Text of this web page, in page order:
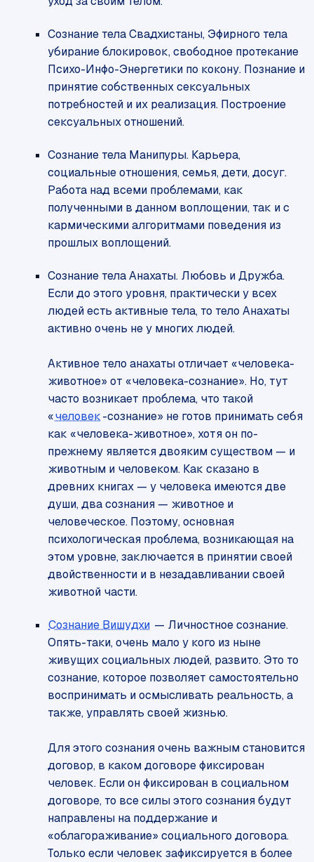
Сознание тела Свадхистаны, Эфирного тела
убирание блокировок, свободное протекание
Психо-Инфо-Энергетики по кокону. Познание и
принятие собственных сексуальных
потребностей и их реализация. Построение
сексуальных отношений.
Сознание тела Манипуры. Карьера,
социальные отношения, семья, дети, досуг.
Работа над всеми проблемами, как
полученными в данном воплощении, так и с
кармическими алгоритмами поведения из
прошлых воплощений.
Сознание тела Анахаты. Любовь и Дружба.
Если до этого уровня, практически у всех
людей есть активные тела, то тело Анахаты
активно очень не у многих людей.
Активное тело анахаты отличает «человека-
животное» от «человека-сознание». Но, тут
часто возникает проблема, что такой
«человек-сознание» не готов принимать себя
как «человека-животное», хотя он по-
прежнему является двояким существом — и
животным и человеком. Как сказано в
древних книгах — у человека имеются две
души, два сознания — животное и
человеческое. Поэтому, основная
психологическая проблема, возникающая на
этом уровне, заключается в принятии своей
двойственности и в незадавливании своей
животной части.
Сознание Вишудхи — Личностное сознание.
Опять-таки, очень мало у кого из ныне
живущих социальных людей, развито. Это то
сознание, которое позволяет самостоятельно
воспринимать и осмысливать реальность, а
также, управлять своей жизнью.
Для этого сознания очень важным становится
договор, в каком договоре фиксирован
человек. Если он фиксирован в социальном
договоре, то все силы этого сознания будут
направлены на поддержание и
«облагораживание» социального договора.
Только если человек зафиксируется в более